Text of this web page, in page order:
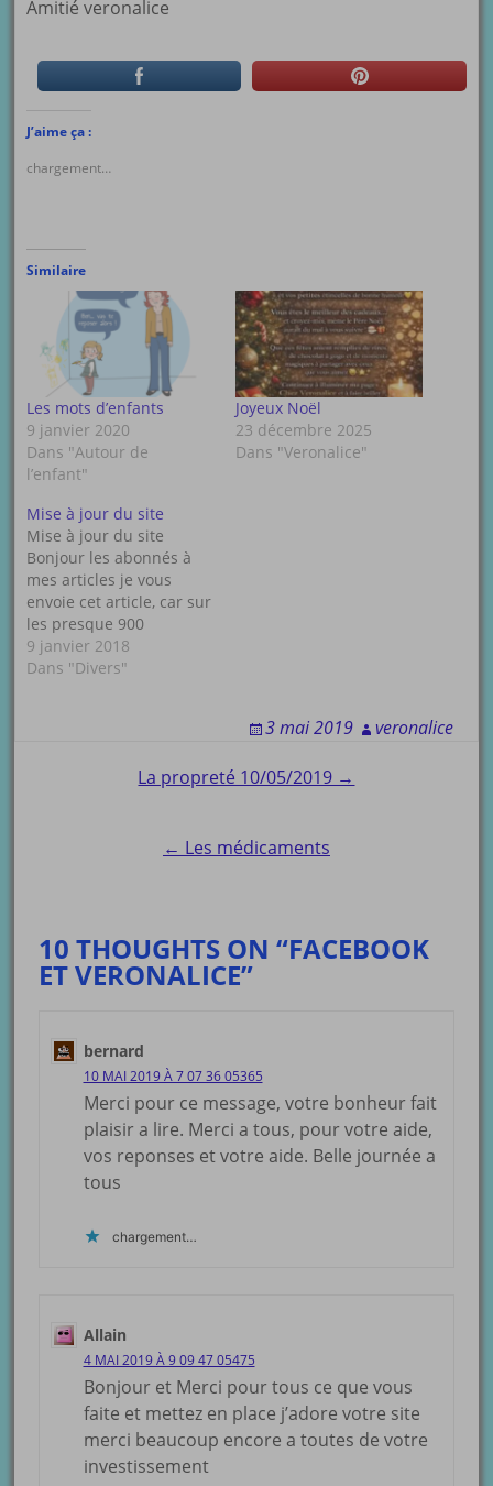
Amitié veronalice
J’aime ça :
chargement…
Similaire
Les mots d’enfants
9 janvier 2020
Dans "Autour de
l’enfant"
Joyeux Noël
23 décembre 2025
Dans "Veronalice"
Mise à jour du site
Mise à jour du site
Bonjour les abonnés à
mes articles je vous
envoie cet article, car sur
les presque 900
abonnés, uniquement 79
se sont inscrit à ma
passent pas par les
9 janvier 2018
Dans "Divers"
3 mai 2019 veronalice
navigation
La propreté 10/05/2019 →
← Les médicaments
10 THOUGHTS ON “FACEBOOK
ET VERONALICE”
bernard
10 MAI 2019 À 7 07 36 05365
Merci pour ce message, votre bonheur fait
plaisir a lire. Merci a tous, pour votre aide,
vos reponses et votre aide. Belle journée a
tous
chargement…
Allain
4 MAI 2019 À 9 09 47 05475
Bonjour et Merci pour tous ce que vous
faite et mettez en place j’adore votre site
merci beaucoup encore a toutes de votre
investissement